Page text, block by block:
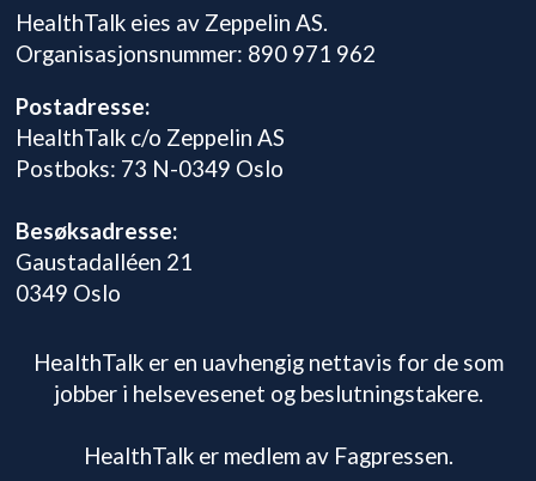
HealthTalk eies av Zeppelin AS.
Organisasjonsnummer: 890 971 962
Postadresse:
HealthTalk c/o Zeppelin AS
Postboks: 73 N-0349 Oslo
Besøksadresse:
Gaustadalléen 21
0349 Oslo
HealthTalk er en uavhengig nettavis for de som
jobber i helsevesenet og beslutningstakere.
HealthTalk er medlem av Fagpressen.